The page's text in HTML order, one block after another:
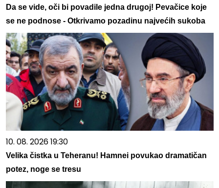
Da se vide, oči bi povadile jedna drugoj! Pevačice koje
se ne podnose - Otkrivamo pozadinu najvećih sukoba
10. 08. 2026 19:30
Velika čistka u Teheranu! Hamnei povukao dramatičan
potez, noge se tresu